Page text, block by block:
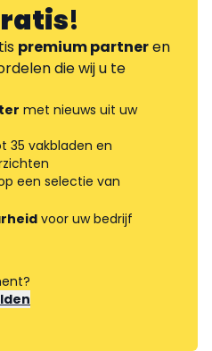
!
premium partneren
die wij u te
met nieuws uit uw
35 vakbladen en
een selectie van
voor uw bedrijf